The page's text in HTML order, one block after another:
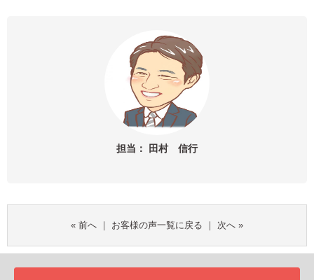
担当： 田村 信行
« 前へ ｜ お客様の声一覧に戻る ｜ 次へ »